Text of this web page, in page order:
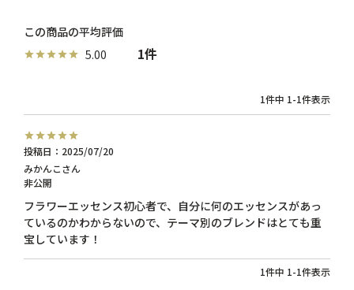
5.00 1
1件中 1-1件表示
みかんこ
非公開
投稿日 2025/07/20
フラワーエッセンス初心者で、自分に何のエッセンスがあっ
ているのかわからないので、テーマ別のブレンドはとても重
1件中 1-1件表示